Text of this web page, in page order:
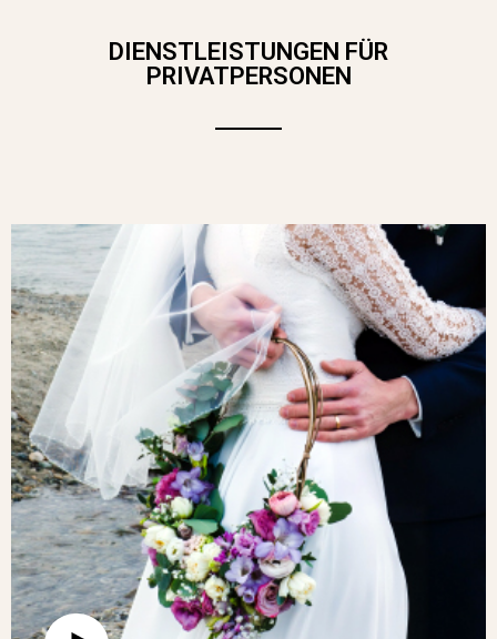
DIENSTLEISTUNGEN FÜR
PRIVATPERSONEN
LE RÊVERIE– LASSEN SIE SICH VON
DIESEM LUFTIGEN STRAUSS IN P
ARTE MISCHUNG AUS LILA, PFIRSICH U
LAUGRAUEM LAUB FÜR EINE SANFTE U
ND ELEGANTE HARMONIE. IDEAL, UM E
INEN RAUM ZU VERSCHÖNERN ODER E
INEN MOMENT FLORALER POESIE ZU S
CHENKEN.